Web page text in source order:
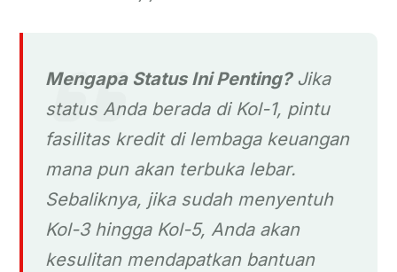
Mengapa Status Ini Penting?Jika
status Anda berada di Kol-1, pintu
fasilitas kredit di lembaga keuangan
mana pun akan terbuka lebar.
Sebaliknya, jika sudah menyentuh
Kol-3 hingga Kol-5, Anda akan
kesulitan mendapatkan bantuan